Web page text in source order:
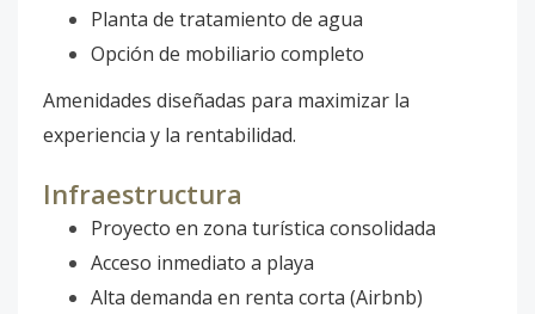
Planta de tratamiento de agua
Opción de mobiliario completo
Amenidades diseñadas para maximizar la
experiencia y la rentabilidad.
Infraestructura
Proyecto en zona turística consolidada
Acceso inmediato a playa
Alta demanda en renta corta (Airbnb)